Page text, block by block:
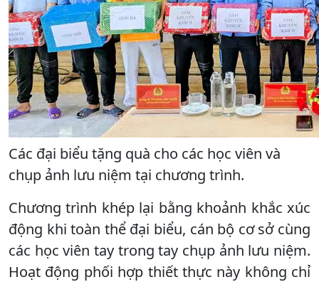
Các đại biểu tặng quà cho các học viên và
chụp ảnh lưu niệm tại chương trình.
Chương trình khép lại bằng khoảnh khắc xúc
động khi toàn thể đại biểu, cán bộ cơ sở cùng
các học viên tay trong tay chụp ảnh lưu niệm.
Hoạt động phối hợp thiết thực này không chỉ